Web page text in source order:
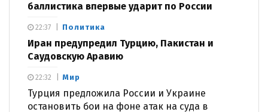
баллистика впервые ударит по России
Политика
Иран предупредил Турцию, Пакистан и
Саудовскую Аравию
22:37
Мир
Турция предложила России и Украине
остановить бои на фоне атак на суда в
22:32